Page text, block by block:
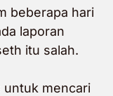
beberapa hari
laporan
itu salah.
untuk mencari